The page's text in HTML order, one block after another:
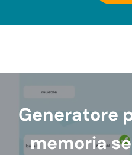
RIABILITAZIONE COGNITIVA
Generatore
memoria